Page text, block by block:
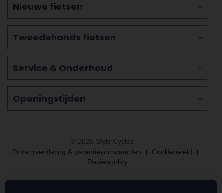
Nieuwe fietsen
Tweedehands fietsen
Service & Onderhoud
Openingstijden
© 2026 Style Cycles
Privacyverklaring & garantievoorwaarden
Cookiebeleid
Reviewpolicy